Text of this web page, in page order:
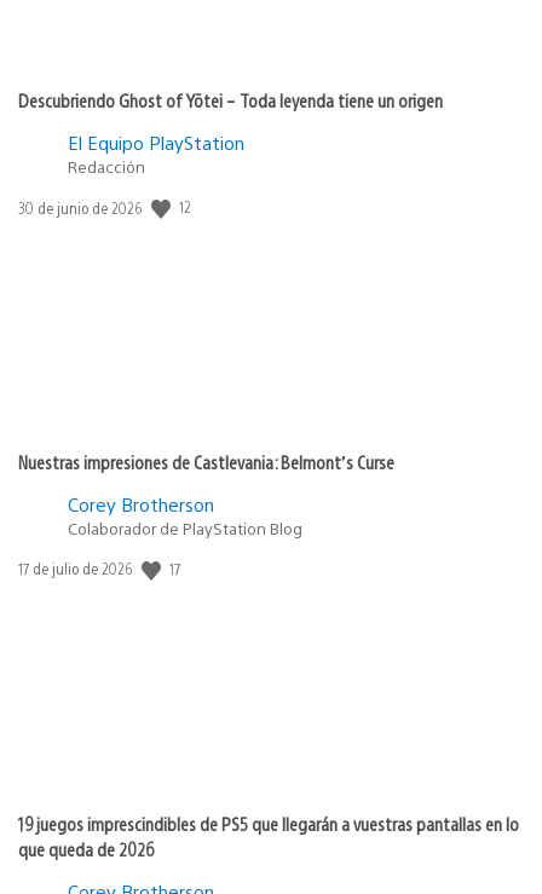
Descubriendo Ghost of Yōtei – Toda leyenda tiene un origen
El Equipo PlayStation
Redacción
Fecha
30 de junio de 2026 12
Nuestras impresiones de Castlevania: Belmont’s Curse
Corey Brotherson
Colaborador de PlayStation Blog
Fecha
17 de julio de 2026 17
19 juegos imprescindibles de PS5 que llegarán a vuestras pantallas en lo
que queda de 2026